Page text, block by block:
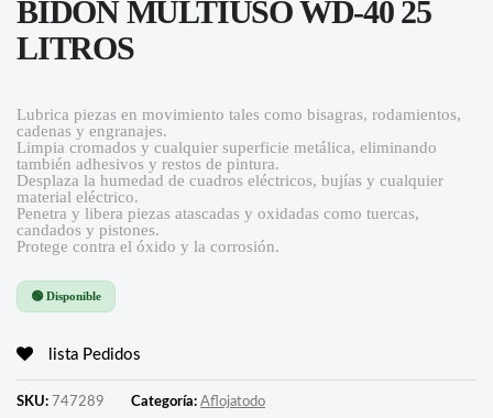
BIDON MULTIUSO WD-40 25
LITROS
Lubrica piezas en movimiento tales como bisagras, rodamientos,
cadenas y engranajes.
Limpia cromados y cualquier superficie metálica, eliminando
también adhesivos y restos de pintura.
Desplaza la humedad de cuadros eléctricos, bujías y cualquier
material eléctrico.
Penetra y libera piezas atascadas y oxidadas como tuercas,
candados y pistones.
Protege contra el óxido y la corrosión.
🟢 Disponible
lista Pedidos
SKU: 747289 Categoría: Aflojatodo